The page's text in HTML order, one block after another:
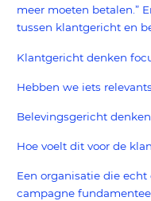
meer moeten betalen.”
tussen klantgericht en
Klantgericht denken
Hebben we iets
Belevingsgericht
Hoe voelt dit voor de
Een organisatie die
campagne